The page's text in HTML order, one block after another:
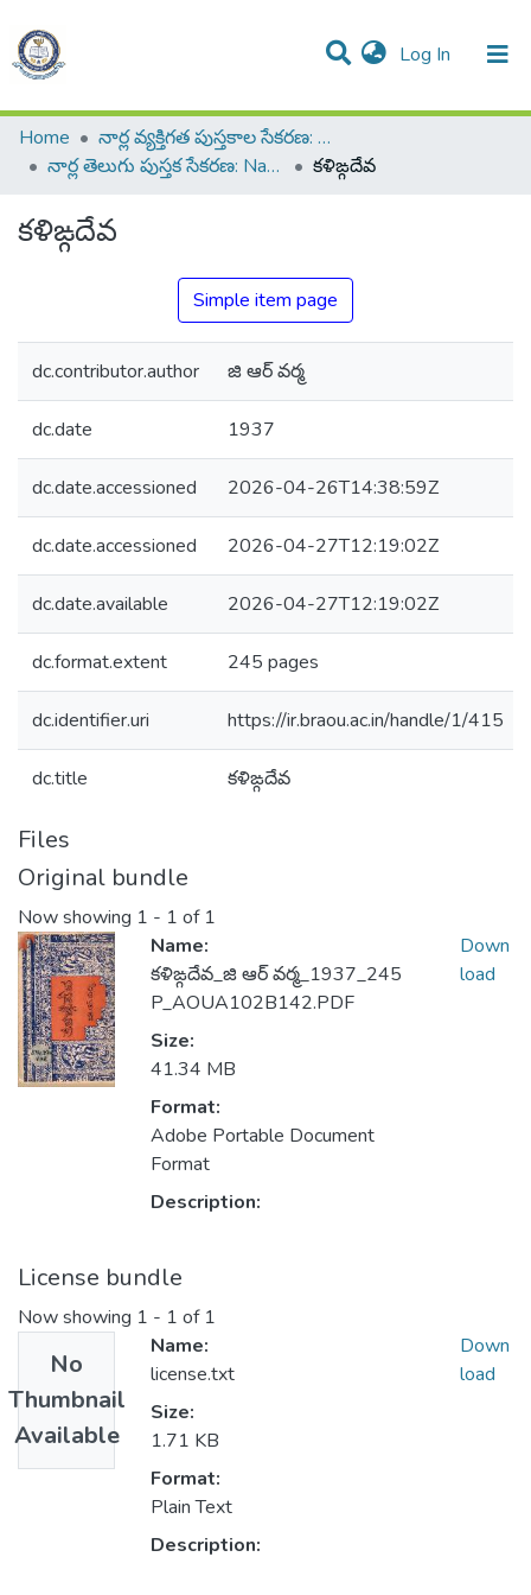
Log In (current)
Resources
Statistics
All of DSpace
Home
నార్ల వ్యక్తిగత పుస్తకాల సేకరణ: Narla Personal Collection of Books
నార్ల తెలుగు పుస్తక సేకరణ: Narla Telugu Book Collection
కళిఙ్గదేవ
కళిఙ్గదేవ
Simple item page
dc.contributor.author జి ఆర్ వర్మ
dc.date 1937
dc.date.accessioned 2026-04-26T14:38:59Z
dc.date.accessioned 2026-04-27T12:19:02Z
dc.date.available 2026-04-27T12:19:02Z
dc.format.extent 245 pages
dc.identifier.uri https://ir.braou.ac.in/handle/1/415
dc.title కళిఙ్గదేవ
Files
Original bundle
Now showing 1 - 1 of 1
Name:
కళిఙ్గదేవ_జి ఆర్ వర్మ_1937_245
P_AOUA102B142.PDF
Size:
41.34 MB
Format:
Adobe Portable Document
Format
Description:
Down
load
License bundle
Now showing 1 - 1 of 1
No
Thumbnail
Available
Name:
license.txt
Size:
1.71 KB
Format:
Plain Text
Description:
Down
load